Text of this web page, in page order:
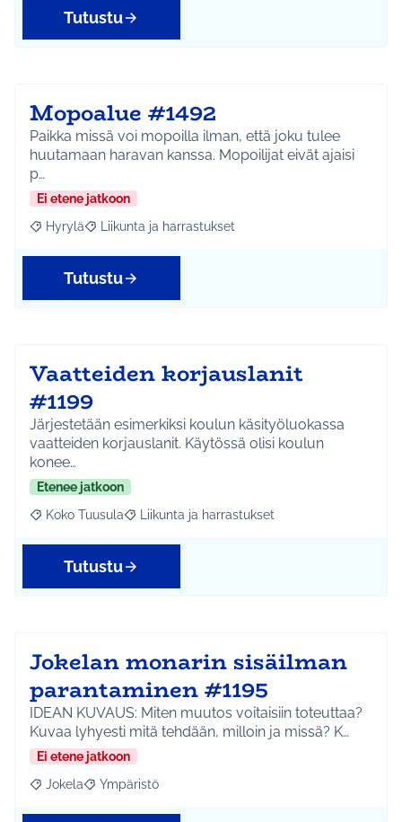
Tutustu
Mopoalue #1492
Paikka missä voi mopoilla ilman, että joku tulee
huutamaan haravan kanssa. Mopoilijat eivät ajaisi
p…
Ei etene jatkoon
Rajaa tulokset aihepiirin mukaan: Hyrylä
Hyrylä Rajaa tulokset teeman mukaan: Liikunta ja
Liikunta ja harrastukset
Tutustu
Vaatteiden korjauslanit
#1199
Järjestetään esimerkiksi koulun käsityöluokassa
vaatteiden korjauslanit. Käytössä olisi koulun
konee…
Etenee jatkoon
Rajaa tulokset aihepiirin mukaan: Koko Tuusula
Koko Tuusula Rajaa tulokset teeman mukaan: Liikunta ja
Liikunta ja harrastukset
Tutustu
Jokelan monarin sisäilman
parantaminen #1195
IDEAN KUVAUS: Miten muutos voitaisiin toteuttaa?
Kuvaa lyhyesti mitä tehdään, milloin ja missä? K…
Ei etene jatkoon
Rajaa tulokset aihepiirin mukaan: Jokela
Jokela Rajaa tulokset teeman mukaan: Ympäristö
Ympäristö